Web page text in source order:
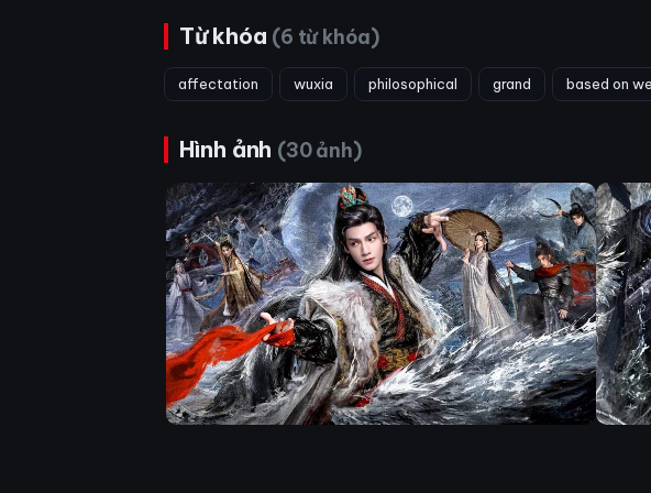
Từ khóa (6 từ khóa)
affectation wuxia philosophical grand based on
Hình ảnh (30 ảnh)